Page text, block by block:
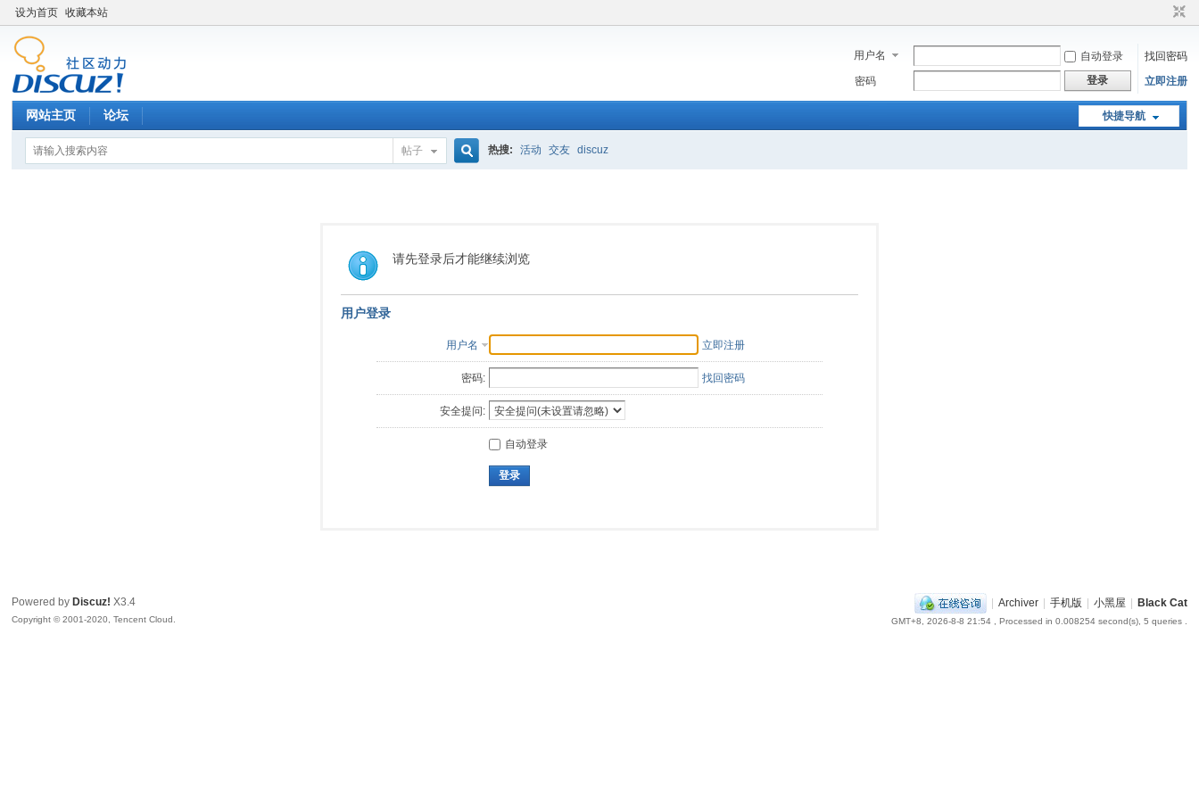
设为首页 收藏本站
用户名 自动登录
找回密码
密码
登录 立即注册
快捷导航
网站主页 论坛
帖子
索
热搜: 活动 交友 discuz
请先登录后才能继续浏览
用户登录
用户名 立即注册
密码: 找回密码
安全提问:
自动登录
登录
| Archiver | 手机版 | 小黑屋 | Black Cat
GMT+8, 2026-8-8 21:54, Processed in 0.008254 second(s), 5 queries .
Powered by Discuz! X3.4
Copyright © 2001-2020, Tencent Cloud.